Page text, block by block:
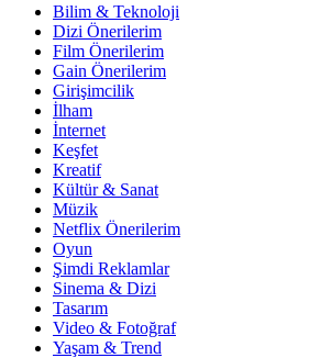
Bilim & Teknoloji
Dizi Önerilerim
Film Önerilerim
Gain Önerilerim
Girişimcilik
İlham
İnternet
Keşfet
Kreatif
Kültür & Sanat
Müzik
Netflix Önerilerim
Oyun
Şimdi Reklamlar
Sinema & Dizi
Tasarım
Video & Fotoğraf
Yaşam & Trend